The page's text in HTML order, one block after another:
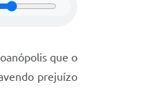
que o
prejuízo